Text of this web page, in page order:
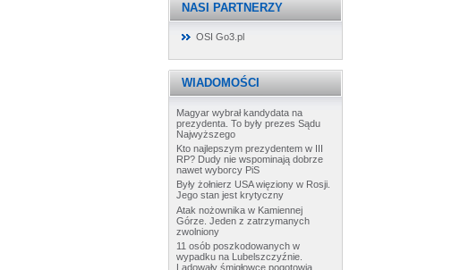
NASI PARTNERZY
OSI Go3.pl
WIADOMOŚCI
Magyar wybrał kandydata na
prezydenta. To były prezes Sądu
Najwyższego
Kto najlepszym prezydentem w III
RP? Dudy nie wspominają dobrze
nawet wyborcy PiS
Były żołnierz USA więziony w Rosji.
Jego stan jest krytyczny
Atak nożownika w Kamiennej
Górze. Jeden z zatrzymanych
zwolniony
11 osób poszkodowanych w
wypadku na Lubelszczyźnie.
Lądowały śmigłowce pogotowia